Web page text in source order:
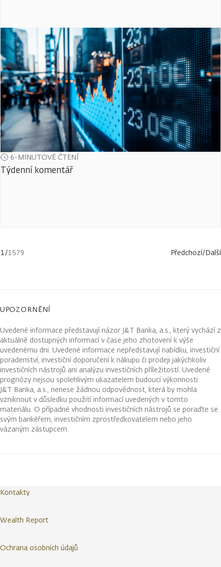
6-MINUTOVÉ ČTENÍ
Týdenní komentář
1/1579 Předchozí/Další
UPOZORNĚNÍ
Uvedené informace představují názor J&T Banka, a.s., který vychází z
aktuálně dostupných informací v čase jeho zhotovení k výše
uvedenému dni. Uvedené informace nepředstavují nabídku, investiční
poradenství, investiční doporučení k nákupu či prodeji jakýchkoliv
investičních nástrojů ani analýzu investičních příležitostí. Uvedené
prognózy nejsou spolehlivým ukazatelem budoucí výkonnosti.
J&T Banka, a.s., nenese žádnou odpovědnost, která by mohla
vzniknout v důsledku použití informací uvedených v tomto
materiálu. O případné vhodnosti investičních nástrojů se poraďte se
svým bankéřem, investičním zprostředkovatelem nebo jeho
vázaným zástupcem.
Kontakty
Wealth Report
Ochrana osobních údajů